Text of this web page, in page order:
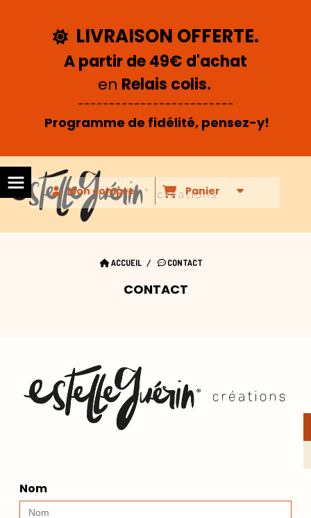
 LIVRAISON OFFERTE.
A partir de 49€ d'achat
en Relais colis.
-------------------------
Programme de fidélité, pensez-y!
Mon compte Panier
ACCUEIL CONTACT
CONTACT
Nom